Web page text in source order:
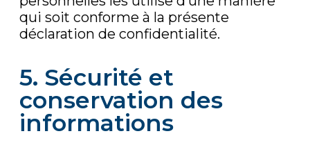
qui soit conforme à la présente
déclaration de confidentialité.
5. Sécurité et
conservation des
informations